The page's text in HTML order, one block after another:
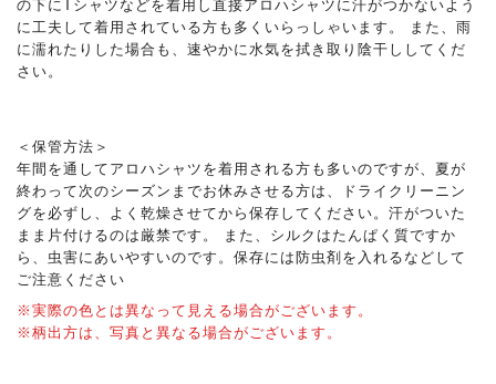
の下にTシャツなどを着用し直接アロハシャツに汗がつかないよう
に工夫して着用されている方も多くいらっしゃいます。 また、雨
に濡れたりした場合も、速やかに水気を拭き取り陰干ししてくだ
さい。
＜保管方法＞
年間を通してアロハシャツを着用される方も多いのですが、夏が
終わって次のシーズンまでお休みさせる方は、ドライクリーニン
グを必ずし、よく乾燥させてから保存してください。汗がついた
まま片付けるのは厳禁です。 また、シルクはたんぱく質ですか
ら、虫害にあいやすいのです。保存には防虫剤を入れるなどして
ご注意ください
※実際の色とは異なって見える場合がございます。
※柄出方は、写真と異なる場合がございます。